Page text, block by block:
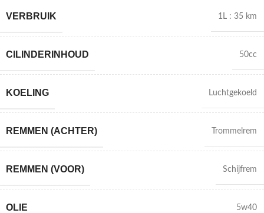
VERBRUIK 1L : 35 km
CILINDERINHOUD 50cc
KOELING Luchtgekoeld
REMMEN (ACHTER) Trommelrem
REMMEN (VOOR) Schijfrem
OLIE 5w40